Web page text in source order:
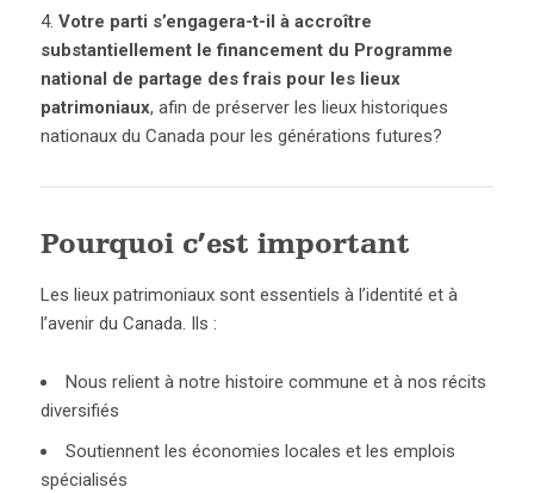
Votre parti s’engagera-t-il à accroître
substantiellement le financement du Programme
national de partage des frais pour les lieux
patrimoniaux, afin de préserver les lieux historiques
nationaux du Canada pour les générations futures?
Pourquoi c’est important
Les lieux patrimoniaux sont essentiels à l’identité et à
l’avenir du Canada. Ils :
Nous relient à notre histoire commune et à nos récits
diversifiés
Soutiennent les économies locales et les emplois
spécialisés